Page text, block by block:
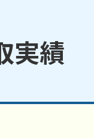
実績